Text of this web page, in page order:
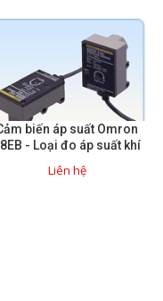
biến áp suất Omron
- Loại đo áp suất khí
Liên hệ